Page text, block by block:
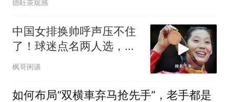
德旺茶观感
中国女排换帅呼声压不住
了！球迷点名两人选，朱
婷已考教练证布局
枫哥闲谈
如何布局“双横車弃马抢先手”，老手都是